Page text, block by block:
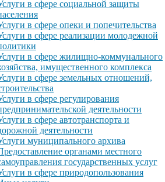
в сфере социальной защиты
в сфере опеки и попечительства
в сфере реализации молодежной
в сфере жилищно-коммунального
имущественного комплекса
в сфере земельных отношений,
в сфере регулирования
деятельности
в сфере автотранспорта и
деятельности
муниципального архива
органами местного
государственных услуг
в сфере природопользования